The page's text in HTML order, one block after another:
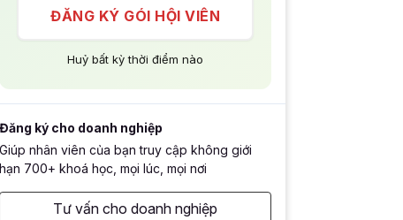
ĐĂNG KÝ GÓI HỘI VIÊN
Huỷ bất kỳ thời điểm nào
Đăng ký cho doanh nghiệp
Giúp nhân viên của bạn truy cập không giới
hạn 700+ khoá học, mọi lúc, mọi nơi
Tư vấn cho doanh nghiệp